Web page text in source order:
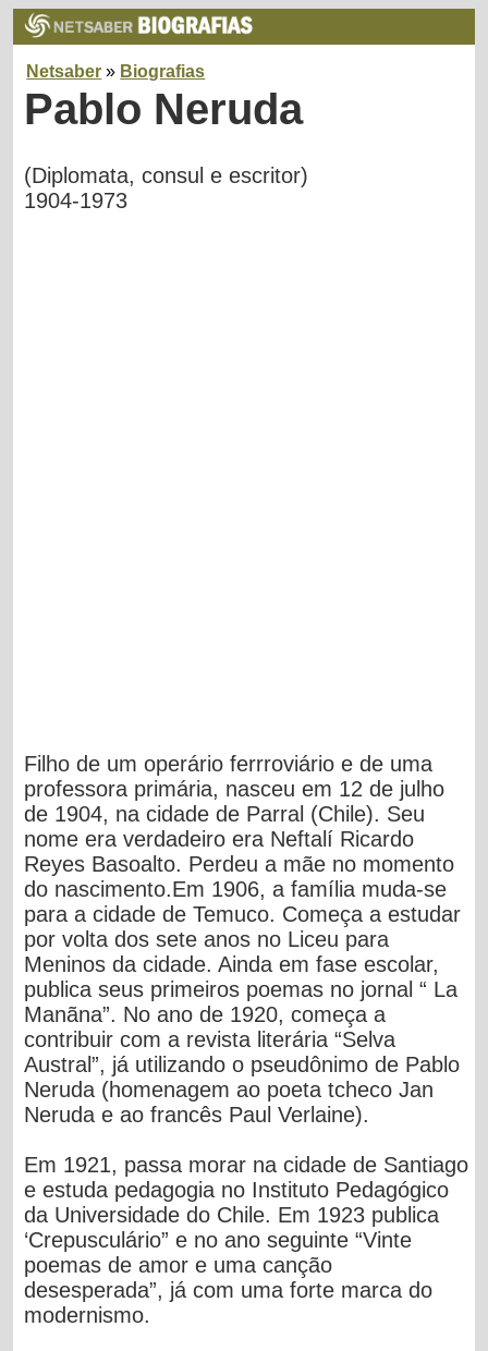
Netsaber » Biografias
Pablo Neruda
(Diplomata, consul e escritor)
1904-1973
Filho de um operário ferrroviário e de uma
professora primária, nasceu em 12 de julho
de 1904, na cidade de Parral (Chile). Seu
nome era verdadeiro era Neftalí Ricardo
Reyes Basoalto. Perdeu a mãe no momento
do nascimento.Em 1906, a família muda-se
para a cidade de Temuco. Começa a estudar
por volta dos sete anos no Liceu para
Meninos da cidade. Ainda em fase escolar,
publica seus primeiros poemas no jornal “ La
Manãna”. No ano de 1920, começa a
contribuir com a revista literária “Selva
Austral”, já utilizando o pseudônimo de Pablo
Neruda (homenagem ao poeta tcheco Jan
Neruda e ao francês Paul Verlaine).
Em 1921, passa morar na cidade de Santiago
e estuda pedagogia no Instituto Pedagógico
da Universidade do Chile. Em 1923 publica
‘Crepusculário” e no ano seguinte “Vinte
poemas de amor e uma canção
desesperada”, já com uma forte marca do
modernismo.